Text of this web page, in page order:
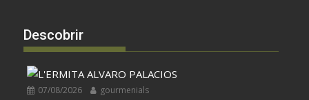
Descobrir
07/08/2026 gourmenials